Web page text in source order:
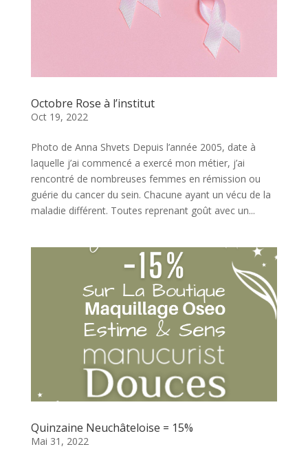
Octobre Rose à l’institut
Oct 19, 2022
Photo de Anna Shvets Depuis l’année 2005, date à
laquelle j’ai commencé a exercé mon métier, j’ai
rencontré de nombreuses femmes en rémission ou
guérie du cancer du sein. Chacune ayant un vécu de la
maladie différent. Toutes reprenant goût avec un...
Quinzaine Neuchâteloise = 15%
Mai 31, 2022